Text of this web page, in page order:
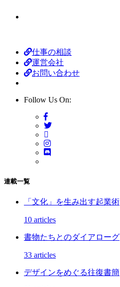
仕事の相談
運営会社
お問い合わせ
Follow Us On:
連載一覧
「文化」を生み出す起業術
10 articles
書物たちとのダイアローグ
33 articles
デザインをめぐる往復書簡